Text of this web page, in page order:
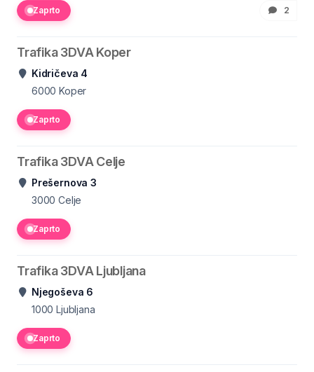
Zaprto 2
Trafika 3DVA Koper
Kidričeva 4
6000 Koper
Zaprto
Trafika 3DVA Celje
Prešernova 3
3000 Celje
Zaprto
Trafika 3DVA Ljubljana
Njegoševa 6
1000 Ljubljana
Zaprto